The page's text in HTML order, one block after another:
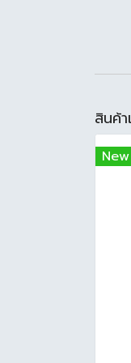
สินค้
New